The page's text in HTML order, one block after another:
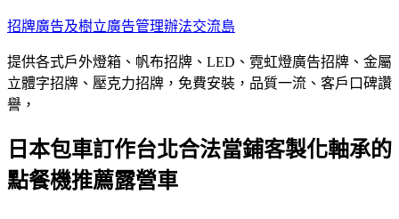
跳
主
要
內
招牌廣告及樹立廣告管理辦法交流島
提供各式戶外燈箱、帆布招牌、LED、霓虹燈廣告招牌、金屬
立體字招牌、壓克力招牌，免費安裝，品質一流、客戶口碑讚
譽，
日本包車訂作台北合法當鋪客製化軸承的
點餐機推薦露營車